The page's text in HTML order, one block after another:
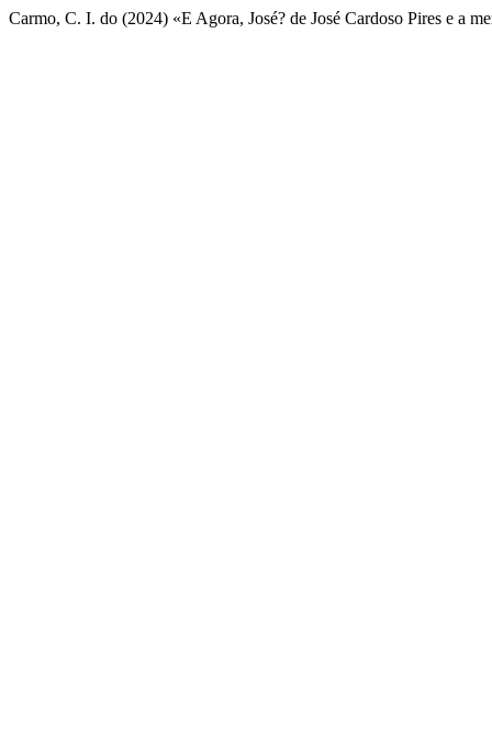
Carmo, C. I. do (2024) «E Agora, José? de José Cardoso Pires e a